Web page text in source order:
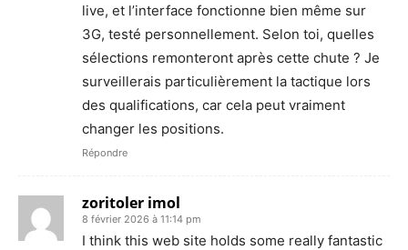
live, et l’interface fonctionne bien même sur
3G, testé personnellement. Selon toi, quelles
sélections remonteront après cette chute ? Je
surveillerais particulièrement la tactique lors
des qualifications, car cela peut vraiment
changer les positions.
Répondre
zoritoler imol
8 février 2026 à 11:14 pm
I think this web site holds some really fantastic